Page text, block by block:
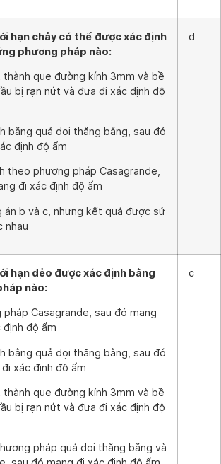
hạn chảy có thể được xác định
phương pháp nào:
thành que đường kính 3mm và bề
bị rạn nứt và đưa đi xác định độ
bằng quả dọi thăng bằng, sau đó
định độ ẩm
theo phương pháp Casagrande,
đi xác định độ ẩm
án b và c, nhưng kết quả được sử
nhau
d
hạn dẻo được xác định bằng
nào:
pháp Casagrande, sau đó mang
độ ẩm
bằng quả dọi thăng bằng, sau đó
xác định độ ẩm
thành que đường kính 3mm và bề
bị rạn nứt và đưa đi xác định độ
pháp quả dọi thăng bằng và
c